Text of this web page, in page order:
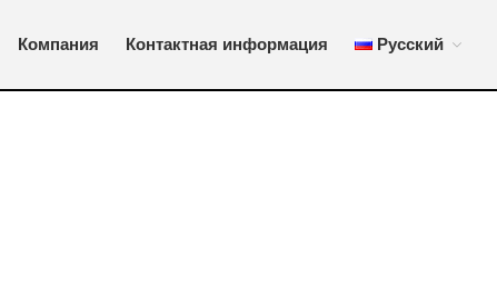
и промышленного оборудования.
Компания Контактная информация Русский